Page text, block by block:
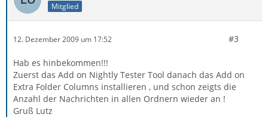
Mitglied
12. Dezember 2009 um 17:52 #3
Hab es hinbekommen!!!
Zuerst das Add on Nightly Tester Tool danach das Add on
Extra Folder Columns installieren , und schon zeigts die
Anzahl der Nachrichten in allen Ordnern wieder an !
Gruß Lutz